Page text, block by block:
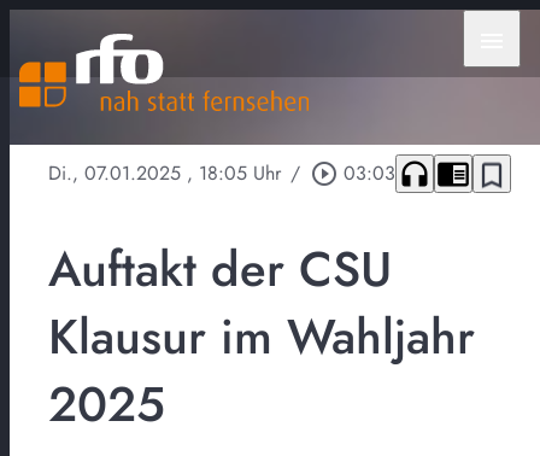
Di., 07.01.2025 , 18:05 Uhr / play_circle_outline 03:03 headphones chrome_reader_mode bookmark_border
Auftakt der CSU
Klausur im Wahljahr
2025